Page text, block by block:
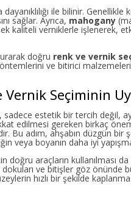
ile bilinir.
sağlar. Ayrıca, mahogany
kaliteli verniklerle işlenerek,
doğru renk ve vernik
ve bitirici
Seçiminin
, sadece estetik bir tercih değil,
edilmesi gereken birkaç
Bu adım, ahşabın düzgün
veya boyanın daha iyi
doğru araçların kullanılması
ve bitişler göz önünde
hızlı bir şekilde